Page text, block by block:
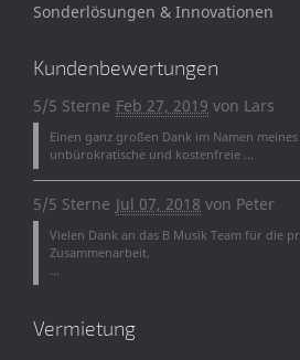
Sonderlösungen & Innovationen
Kundenbewertungen
5/5 Sterne Feb 27, 2019 von Lars
Einen ganz großen Dank im Namen
unbürokratische und kostenfreie ...
5/5 Sterne Jul 07, 2018 von Peter
Vielen Dank an das B Musik Team für die
Zusammenarbeit.
...
Vermietung